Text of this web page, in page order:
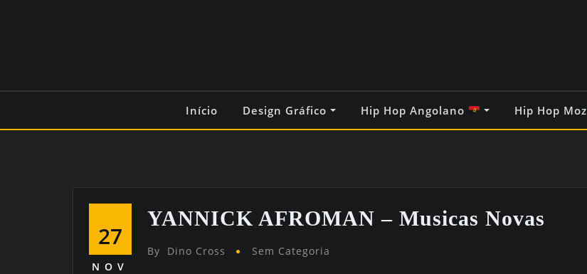
Início Design Gráfico Hip Hop Angolano Hip Hop Moz
27
NOV
YANNICK AFROMAN – Musicas Novas
By Dino Cross Sem Categoria